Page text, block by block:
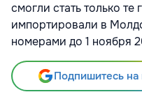
смогли стать только
импортировали в
номерами до 1 ноября
Подпишитесь на